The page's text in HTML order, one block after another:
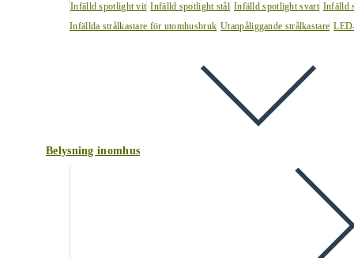
Infälld spotlight vit Infälld spotlight stål Infälld spotlight svart Infälld
Infällda strålkastare för utomhusbruk Utanpåliggande strålkastare
Belysning inomhus